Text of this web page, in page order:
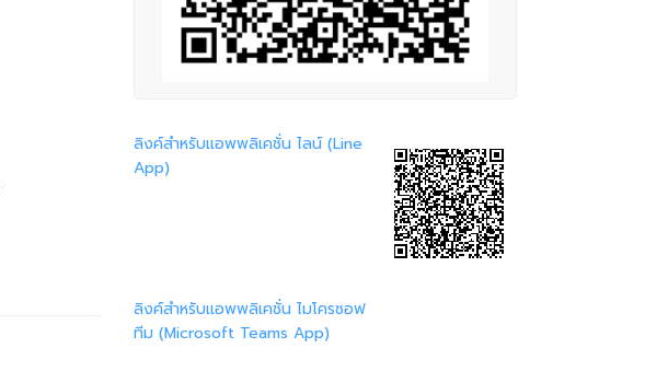
ลิงค์สำหรับแอพพลิเคชั่น ไลน์ (Line
App)
ลิงค์สำหรับแอพพลิเคชั่น ไมโครซอฟ
ทีม (Microsoft Teams App)